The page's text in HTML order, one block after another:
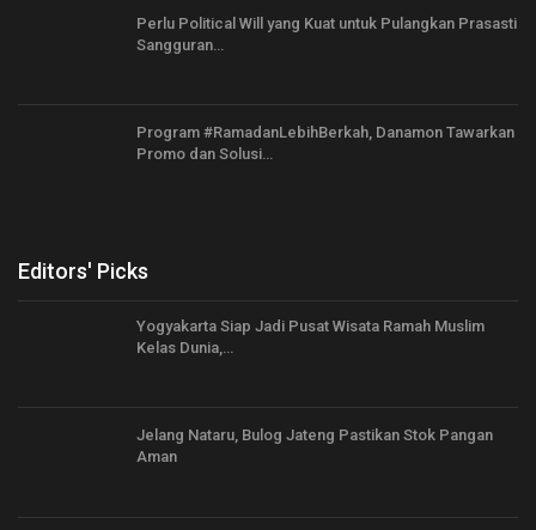
Perlu Political Will yang Kuat untuk Pulangkan Prasasti
Sangguran…
Program #RamadanLebihBerkah, Danamon Tawarkan
Promo dan Solusi…
Editors' Picks
Yogyakarta Siap Jadi Pusat Wisata Ramah Muslim
Kelas Dunia,…
Jelang Nataru, Bulog Jateng Pastikan Stok Pangan
Aman